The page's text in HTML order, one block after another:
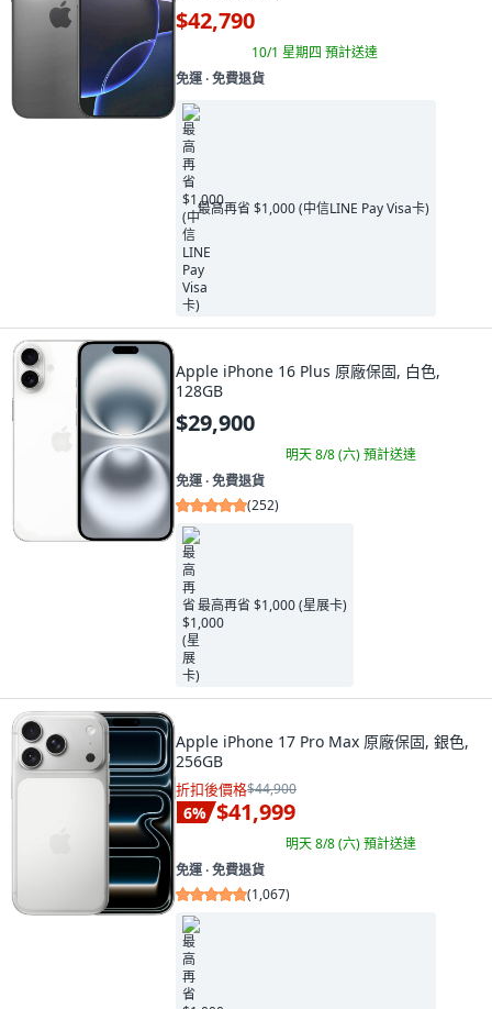
$42,790
10/1 星期四 預計送達
免運 ∙ 免費退貨
最高再省 $1,000 (中信LINE Pay Visa卡)
Apple iPhone 16 Plus 原廠保固, 白色,
128GB
$29,900
明天 8/8 (六)預計送達
免運 ∙ 免費退貨
(252)
最高再省 $1,000 (星展卡)
Apple iPhone 17 Pro Max 原廠保固, 銀色,
256GB
折扣後價格$44,900
6% $41,999
明天 8/8 (六)預計送達
免運 ∙ 免費退貨
(1,067)